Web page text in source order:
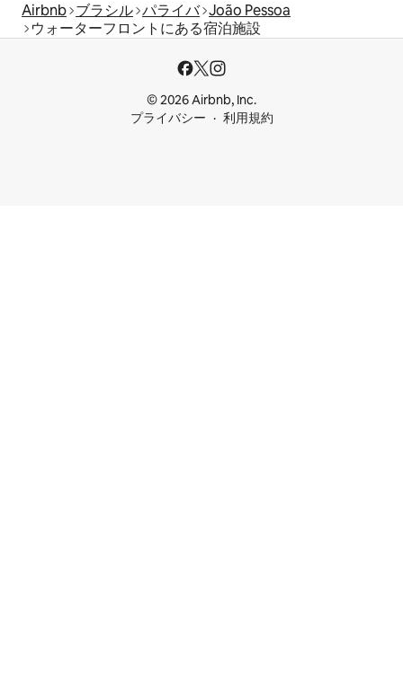
Airbnb ブラシル パライバ João Pessoa
ウォーターフロントにある宿泊施設
© 2026 Airbnb, Inc.
プライバシー
利用規約